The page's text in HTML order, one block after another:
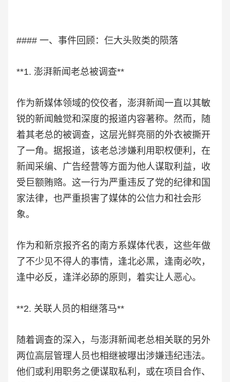
#### 一、事件回顾：仨大头败类的陨落
**1. 澎湃新闻老总被调查**
作为新媒体领域的佼佼者，澎湃新闻一直以其敏
锐的新闻触觉和深度的报道内容著称。然而，随
着其老总的被调查，这层光鲜亮丽的外衣被撕开
了一角。据报道，该老总涉嫌利用职权便利，在
新闻采编、广告经营等方面为他人谋取利益，收
受巨额贿赂。这一行为严重违反了党的纪律和国
家法律，也严重损害了媒体的公信力和社会形
象。
作为和新京报齐名的南方系媒体代表，这些年做
了不少见不得人的事情，逢北必黑，逢南必吹，
逢中必反，逢洋必舔的原则，着实让人恶心。
**2. 关联人员的相继落马**
随着调查的深入，与澎湃新闻老总相关联的另外
两位高层管理人员也相继被曝出涉嫌违纪违法。
他们或利用职务之便谋取私利，或在项目合作、